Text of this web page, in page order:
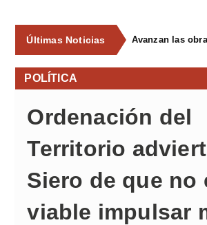
Últimas Noticias
POLÍTICA
Ordenación del
Territorio
Siero de que no
viable impulsar